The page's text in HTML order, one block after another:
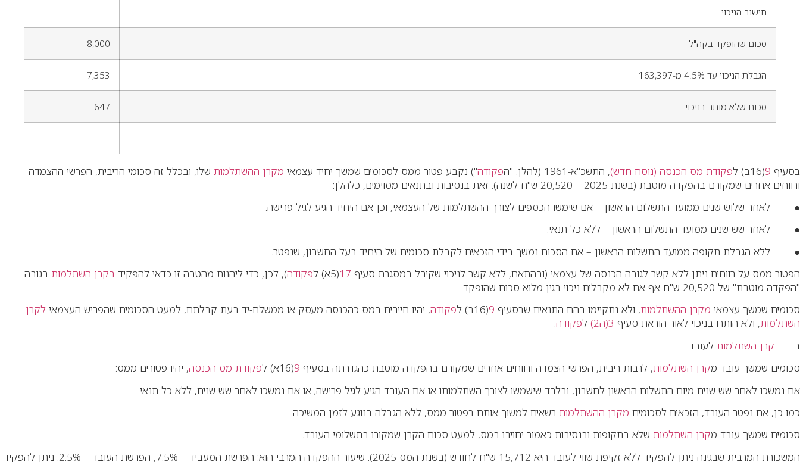
חישוב הניכוי:
סכום שהופקד בקה"ל 8,000
הגבלת הניכוי עד 4.5% מ-163,397 7,353
סכום שלא מותר בניכוי 647
בסעיף 9(16ב) ל פקודת מס הכנסה (נוסח חדש), התשכ"א-1961 (להלן: "ה פקודה") נקבע פטור ממס לסכומים שמשך יחיד עצמאי מקרן ההשתלמות שלו, ובכלל זה סכומי הריבית, הפרשי ההצמדה
ורווחים אחרים שמקורם בהפקדה מוטבת (בשנת 2025 – 20,520 ש"ח לשנה). זאת בנסיבות ובתנאים מסוימים, כלהלן:
● לאחר שלוש שנים ממועד התשלום הראשון – אם שימשו הכספים לצורך ההשתלמות של העצמאי, וכן אם היחיד הגיע לגיל פרישה.
● לאחר שש שנים ממועד התשלום הראשון – ללא כל תנאי.
● ללא הגבלת תקופה ממועד התשלום הראשון – אם הסכום נמשך בידי הזכאים לקבלת סכומים של היחיד בעל החשבון, שנפטר.
הפטור ממס על רווחים ניתן ללא קשר לגובה הכנסה של עצמאי (ובהתאם, ללא קשר לניכוי שקיבל במסגרת סעיף 17(5א) ל פקודה), לכן, כדי ליהנות מהטבה זו כדאי להפקיד בקרן השתלמות בגובה
"הפקדה מוטבת" של 20,520 ש"ח אף אם לא מקבלים ניכוי בגין מלוא סכום שהופקד.
סכומים שמשך עצמאי מקרן ההשתלמות, ולא נתקיימו בהם התנאים שבסעיף 9(16ב) ל פקודה, יהיו חייבים במס כהכנסה מעסק או ממשלח-יד בעת קבלתם, למעט הסכומים שהפריש העצמאי לקרן
השתלמות, ולא הותרו בניכוי לאור הוראת סעיף 3(ה2) לפקודה.
ב. קרן השתלמות לעובד
סכומים שמשך עובד מקרן השתלמות, לרבות ריבית, הפרשי הצמדה ורווחים אחרים שמקורם בהפקדה מוטבת כהגדרתה בסעיף 9(16א) ל פקודת מס הכנסה, יהיו פטורים ממס:
אם נמשכו לאחר שש שנים מיום התשלום הראשון לחשבון, ובלבד שישמשו לצורך השתלמותו או אם העובד הגיע לגיל פרישה; או אם נמשכו לאחר שש שנים, ללא כל תנאי.
כמו כן, אם נפטר העובד, הזכאים לסכומים מקרן ההשתלמות רשאים למשוך אותם בפטור ממס, ללא הגבלה בנוגע לזמן המשיכה.
סכומים שמשך עובד מקרן השתלמות שלא בתקופות ובנסיבות כאמור יחויבו במס, למעט סכום הקרן שמקורו בתשלומי העובד.
המשכורת המרבית שבגינה ניתן להפקיד ללא זקיפת שווי לעובד היא 15,712 ש"ח לחודש (בשנת המס 2025). שיעור ההפקדה המרבי הוא: הפרשת המעביד – 7.5%, הפרשת העובד – 2.5%. ניתן להפקיד